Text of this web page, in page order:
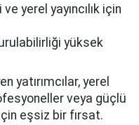
yerel yayıncılık için
yüksek
yatırımcılar, yerel
veya güçlü
eşsiz bir fırsat.